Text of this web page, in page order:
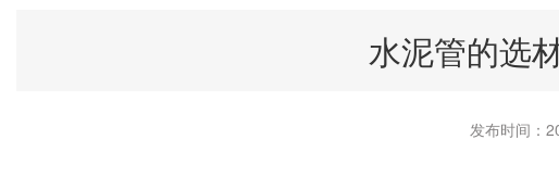
水泥管的选
发布时间：